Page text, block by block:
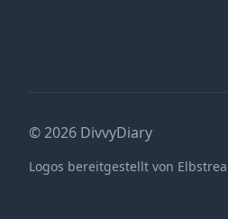
©2026 DivvyDiary
Logos bereitgestellt von